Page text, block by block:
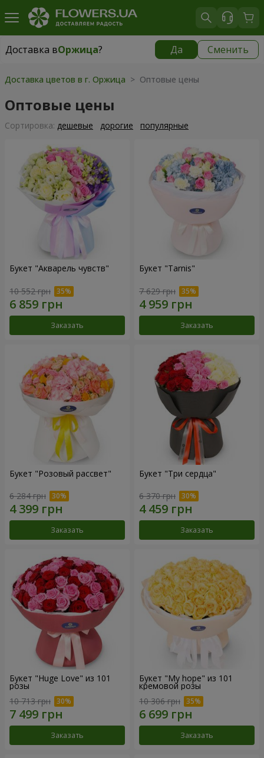
Доставка вОржица? Да Сменить
Доставка вОржица|
Доставка цветов в г. Оржица > Оптовые цены
Оптовые цены
Cортировка: дешевые дорогие популярные
Букет "Акварель чувств"
10 552 грн
Заказать
Букет "Tarnis"
7 629 грн
Заказать
Букет "Розовый рассвет"
6 284 грн
Заказать
Букет "Три сердца"
6 370 грн
Заказать
Букет "Huge Love" из 101
розы
10 713 грн
Заказать
Букет "My hope" из 101
кремовой розы
10 306 грн
Заказать